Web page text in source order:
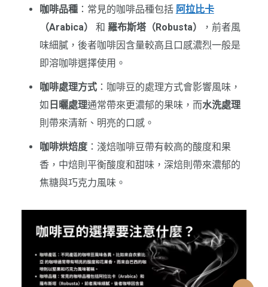
咖啡品種：常見的咖啡品種包括 阿拉比卡
（Arabica）
和 羅布斯塔（Robusta）
，前者風
味細膩，後者咖啡因含量較高且口感濃烈一般是
即溶咖啡選擇使用。
咖啡處理方式：咖啡豆的處理方式會影響風味，
如 日曬處理通常帶來更濃郁的果味，而水洗處理
則帶來清新、明亮的口感。
咖啡烘焙度：淺焙咖啡豆帶有較高的酸度和果
香，中焙則平衡酸度和甜味，深焙則帶來濃郁的
焦糖與巧克力風味。